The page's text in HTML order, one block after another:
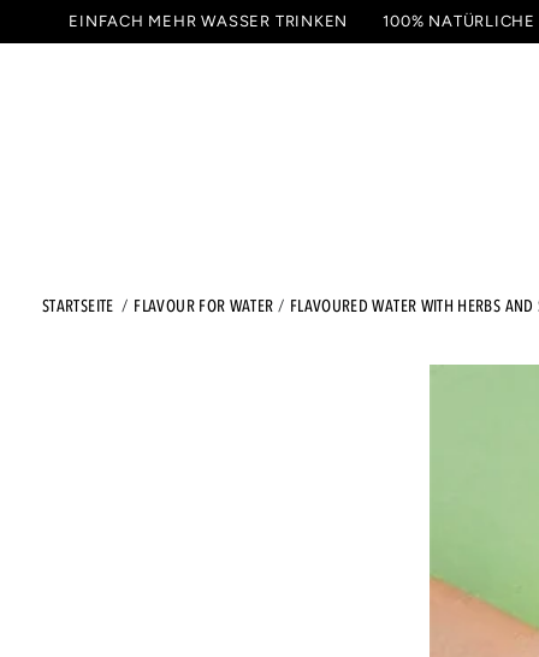
INHALT
SPRINGEN
EINFACH MEHR WASSER TRINKEN 100% NATÜRLICHE
GETRÄNKE
STARTSEITE FLAVOUR FOR WATER FLAVOURED WATER WITH HERBS AND